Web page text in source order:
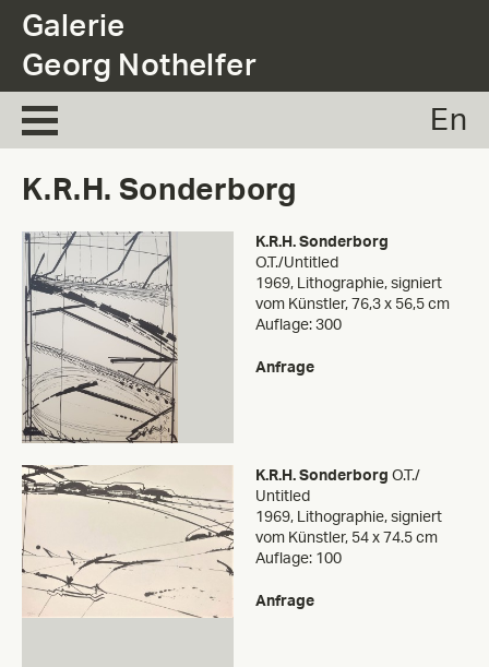
Galerie
Georg Nothelfer
En
K.R.H. Sonderborg
K.R.H. Sonderborg
O.T./Untitled
1969, Lithographie, signiert
vom Künstler, 76,3 x 56,5 cm
Auflage: 300
Anfrage
K.R.H. Sonderborg O.T./
Untitled
1969, Lithographie, signiert
vom Künstler, 54 x 74.5 cm
Auflage: 100
Anfrage